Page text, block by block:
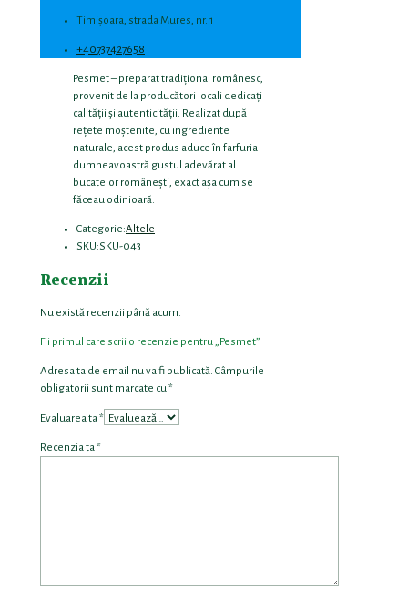
Timișoara, strada Mures, nr. 1
+40737427658
Pesmet – preparat tradițional românesc,
provenit de la producători locali dedicați
calității și autenticității. Realizat după
rețete moștenite, cu ingrediente
naturale, acest produs aduce în farfuria
dumneavoastră gustul adevărat al
bucatelor românești, exact așa cum se
făceau odinioară.
Categorie:Altele
SKU:SKU-043
Recenzii
Nu există recenzii până acum.
Fii primul care scrii o recenzie pentru „Pesmet”
Adresa ta de email nu va fi publicată. Câmpurile
obligatorii sunt marcate cu *
Evaluarea ta *
Recenzia ta *